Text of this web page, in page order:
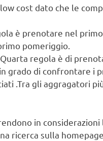
cost dato che le
è prenotare nel
pomeriggio.
regola è di
grado di confrontare i
.Tra gli aggragatori
in
ricerca sulla